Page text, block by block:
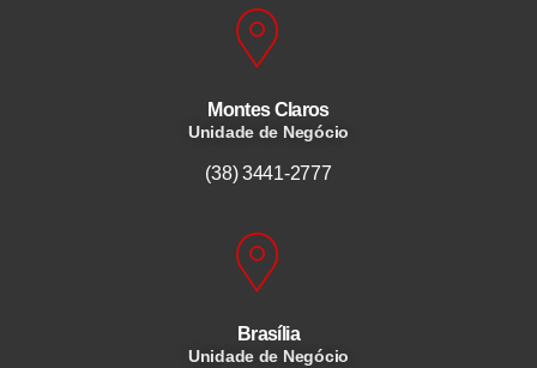
Montes Claros
Unidade de Negócio
(38) 3441-2777
Brasília
Unidade de Negócio